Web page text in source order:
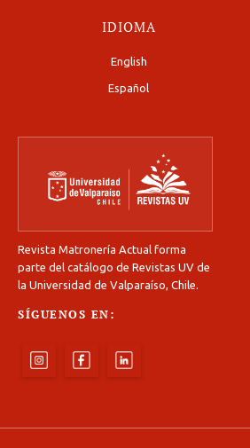
IDIOMA
English
Español
Revista Matronería Actual forma
parte del catálogo de Revistas UV de
la Universidad de Valparaíso, Chile.
SÍGUENOS EN: